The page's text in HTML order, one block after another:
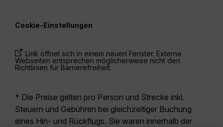
Cookie-Einstellungen
Link öffnet sich in einem neuen Fenster. Externe
Webseiten entsprechen möglicherweise nicht den
Richtlinien für Barrierefreiheit.
* Die Preise gelten pro Person und Strecke inkl.
Steuern und Gebühren bei gleichzeitiger Buchung
eines Hin- und Rückflugs. Sie waren innerhalb der